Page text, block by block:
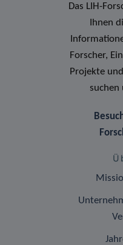
Das LIH-
Ihnen
Forscher,
Projekte
suchen